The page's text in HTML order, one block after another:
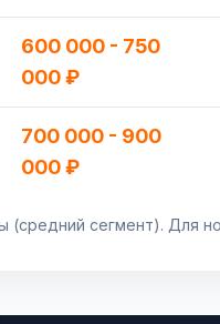
600 000 - 750
000 ₽
700 000 - 900
000 ₽
(средний сегмент). Для